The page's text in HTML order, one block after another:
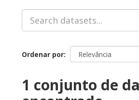
Ordenar por
1 conjunto de